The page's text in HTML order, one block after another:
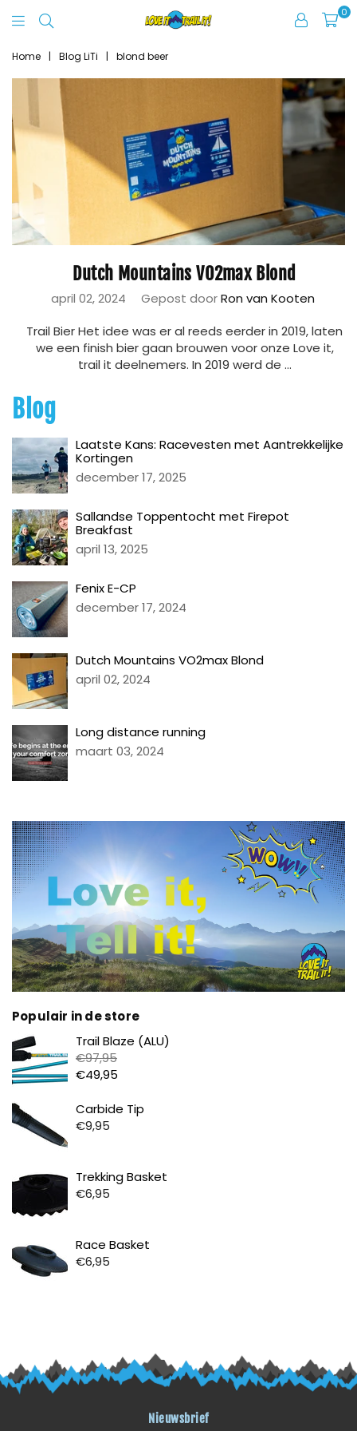
It
Trail
0
Home | Blog LiTi | blond beer
Dutch Mountains VO2max Blond
april 02, 2024 Gepost doorRon van Kooten
Trail Bier Het idee was er al reeds eerder in 2019, laten
we een finish bier gaan brouwen voor onze Love it,
trail it deelnemers. In 2019 werd de ...
Blog
Laatste Kans: Racevesten met Aantrekkelijke
Kortingen
december 17, 2025
Sallandse Toppentocht met Firepot
Breakfast
april 13, 2025
Fenix E-CP
december 17, 2024
Dutch Mountains VO2max Blond
april 02, 2024
Long distance running
maart 03, 2024
Populair in de store
Trail Blaze (ALU)
€97,95
€49,95
Carbide Tip
€9,95
Trekking Basket
€6,95
Race Basket
€6,95
Nieuwsbrief